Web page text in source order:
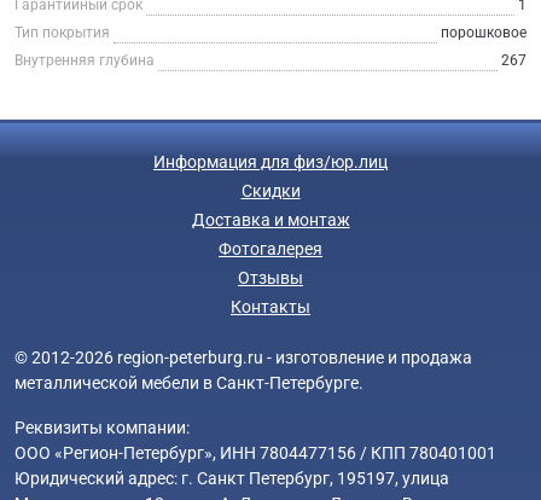
Гарантийный срок
1
Тип покрытия
порошковое
Внутренняя глубина
267
Информация для физ/юр.лиц
Скидки
Доставка и монтаж
Фотогалерея
Отзывы
Контакты
© 2012-2026 region-peterburg.ru - изготовление и продажа
металлической мебели в Санкт-Петербурге.
Реквизиты компании:
ООО «Регион-Петербург», ИНН 7804477156 / КПП 780401001
Юридический адрес: г. Санкт Петербург, 195197, улица